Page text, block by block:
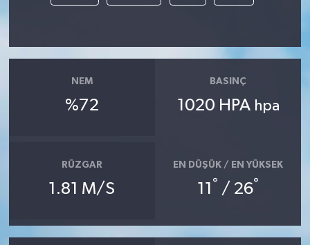
NEM
%72
BASINÇ
1020 HPA hpa
RÜZGAR
1.81 M/S
EN DÜŞÜK / EN YÜKSEK
11 ° / 26°